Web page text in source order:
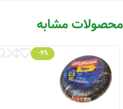
محصولات مشابه
-9%